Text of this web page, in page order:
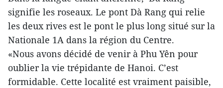
signifie les roseaux. Le pont Dà Rang qui relie
les deux rives est le pont le plus long situé sur la
Nationale 1A dans la région du Centre.
«Nous avons décidé de venir à Phu Yên pour
oublier la vie trépidante de Hanoi. C’est
formidable. Cette localité est vraiment paisible,